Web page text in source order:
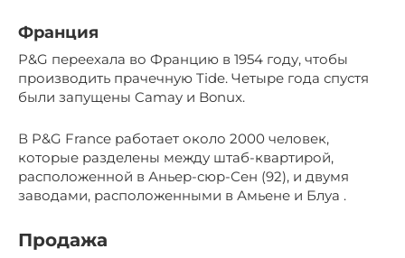
Франция
P&G переехала во Францию ​​в 1954 году, чтобы
производить прачечную Tide. Четыре года спустя
были запущены Camay и Bonux.
В P&G France работает около 2000 человек,
которые разделены между штаб-квартирой,
расположенной в Аньер-сюр-Сен (92), и двумя
заводами, расположенными в Амьене и Блуа .
Продажа